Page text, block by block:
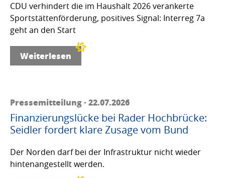
CDU verhindert die im Haushalt 2026 verankerte
Sportstättenförderung, positives Signal: Interreg 7a
geht an den Start
Weiterlesen
Pressemitteilung · 22.07.2026
Finanzierungslücke bei Rader Hochbrücke:
Seidler fordert klare Zusage vom Bund
Der Norden darf bei der Infrastruktur nicht wieder
hintenangestellt werden.